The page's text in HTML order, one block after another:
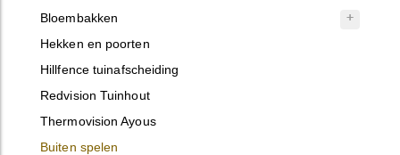
Bloembakken
Hekken en poorten
Hillfence tuinafscheiding
Redvision Tuinhout
Thermovision Ayous
Buiten spelen